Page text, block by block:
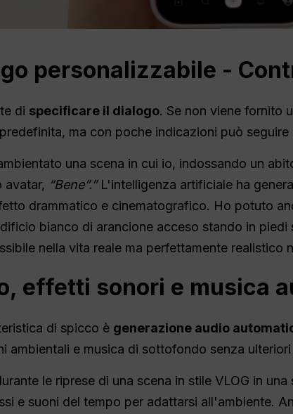
personalizzabile -
di specificare il dialogo. Se non viene fornito
ma con poche indicazioni può
una scena in cui io, indossando un
avatar, “Bene”.”L'intelligenza artificiale ha
drammatico e cinematografico. Ho potuto
bianco di arancione acceso stando in
nella vita reale ma perfettamente
effetti sonori e musica
di spicco è generazione audio
ambientali e musica di sottofondo senza ulteriori
le riprese di una scena in stile VLOG in
e suoni del tempo per adattarsi all'ambiente.